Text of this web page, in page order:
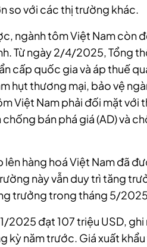
so với các thị trường khác.
ngành tôm Việt Nam còn
Từ ngày 2/4/2025, Tổng
cấp quốc gia và áp thuế
hụt thương mại, bảo vệ
Việt Nam phải đối mặt với
bán phá giá (AD) và
lên hàng hoá Việt Nam đã
này vẫn duy trì tăng
trưởng trong tháng 5/
2025 đạt 107 triệu USD, ghi
kỳ năm trước. Giá xuất